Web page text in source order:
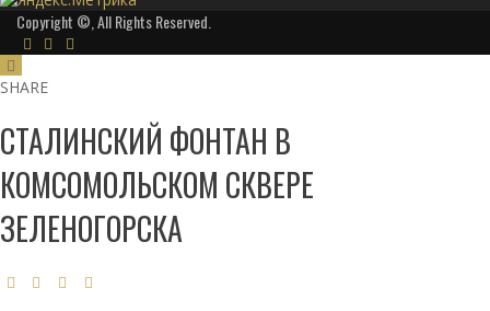
Copyright ©, All Rights Reserved.
SHARE
СТАЛИНСКИЙ ФОНТАН В
КОМСОМОЛЬСКОМ СКВЕРЕ
ЗЕЛЕНОГОРСКА